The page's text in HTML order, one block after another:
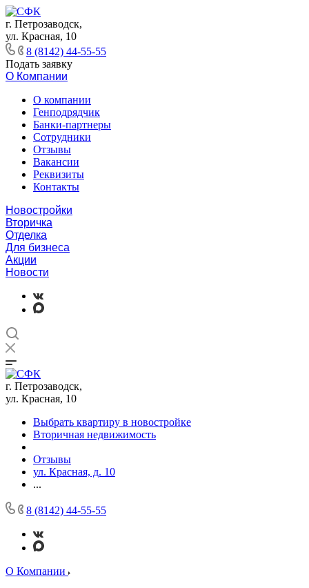
г. Петрозаводск,
ул. Красная, 10
8 (8142) 44-55-55
Подать заявку
О Компании
О компании
Генподрядчик
Банки-партнеры
Сотрудники
Отзывы
Вакансии
Реквизиты
Контакты
Новостройки
Вторичка
Отделка
Для бизнеса
Акции
Новости
г. Петрозаводск,
ул. Красная, 10
Выбрать квартиру в новостройке
Вторичная недвижимость
Отзывы
ул. Красная, д. 10
...
8 (8142) 44-55-55
О Компании